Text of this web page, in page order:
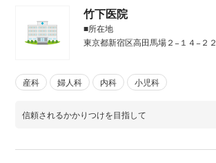
竹下医院
■所在地
東京都新宿区高田馬場２−１４−２２
産科 婦人科 内科 小児科
信頼されるかかりつけを目指して